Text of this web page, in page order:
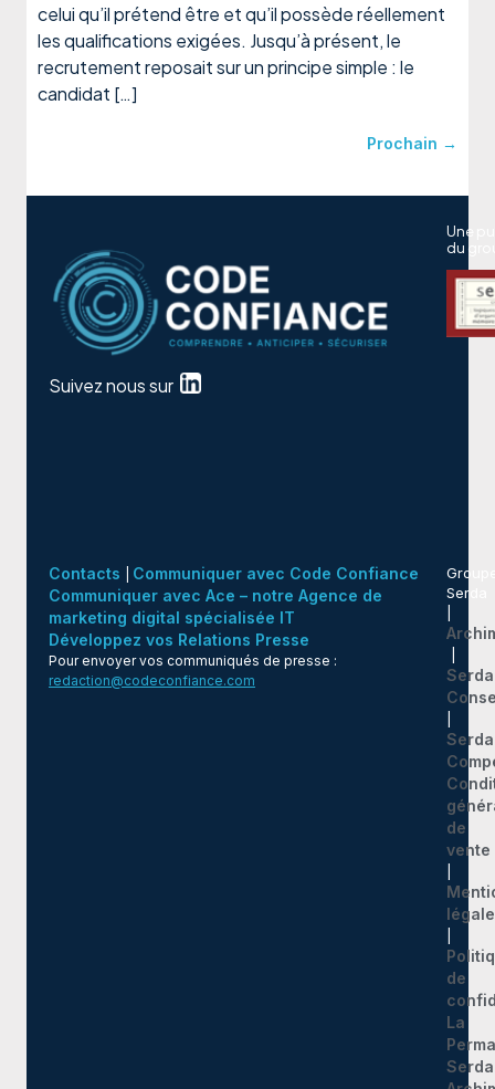
celui qu’il prétend être et qu’il possède réellement
les qualifications exigées. Jusqu’à présent, le
recrutement reposait sur un principe simple : le
candidat […]
Prochain →
Suivez nous sur
Une
du
Contacts
Communiquer avec Code Confiance
Communiquer avec Ace – notre Agence de
marketing digital spécialisée IT
Développez vos Relations Presse
Pour envoyer vos communiqués de presse :
redaction@codeconfiance.com
Serda
Serda
Serda
de
vente
de
La
Serda